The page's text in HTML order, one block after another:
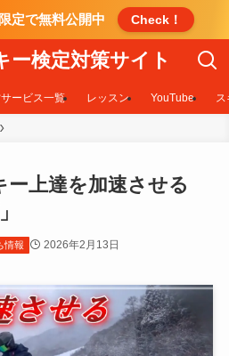
定で無料公開中 Check！
ー検定対策サイト
ービス一覧 レッスン YouTube ス
上達を加速させる
情報 2026年2月13日